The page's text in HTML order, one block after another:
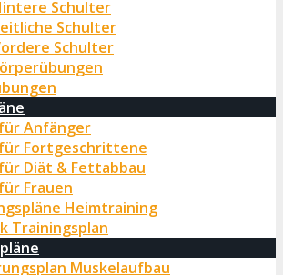
Schulter
Schulter
Schulter
Anfänger
Fortgeschrittene
Diät & Fettabbau
Frauen
Heimtraining
Trainingsplan
Muskelaufbau